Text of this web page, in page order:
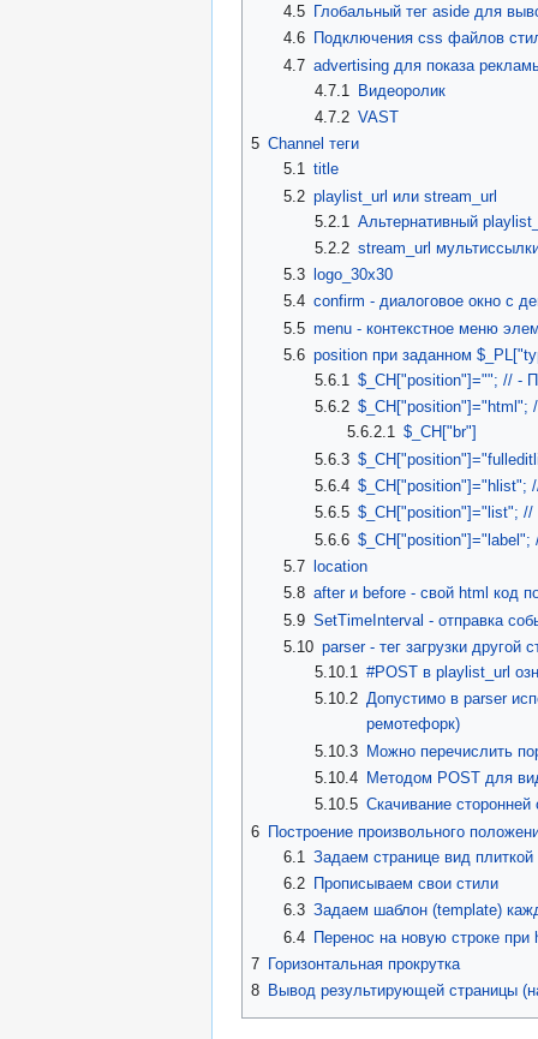
4.5
Глобальный тег aside для
4.6
Подключения css файлов
4.7 advertising для показа
4.7.1
Видеоролик
4.7.2 VAST
5 Channel теги
5.1 title
5.2 playlist_url или stream_url
5.2.1
Альтернативный
5.2.2 stream_url
5.3
logo_30x30
5.4 confirm - диалоговое окно с
5.5 menu - контекстное меню
5.6 position при заданном
5.6.1 $_CH["position"]=""; // -
5.6.2 $_CH["position"]="html";
5.6.2.1 $_CH["br"]
5.6.3
5.6.4 $_CH["position"]="hlist";
5.6.5 $_CH["position"]="list"; //
5.6.6 $_CH["position"]="label";
5.7
location
5.8 after и before - свой html код
5.9 SetTimeInterval - отправка
5.10 parser - тег загрузки
5.10.1 #POST в playlist_url
5.10.2 Допустимо в parser
ремотефорк)
5.10.3 Можно перечислить
5.10.4 Методом POST для
5.10.5 Скачивание
6 Построение произвольного
6.1 Задаем странице вид плиткой
6.2
Прописываем свои стили
6.3 Задаем шаблон (template)
6.4 Перенос на новую строке при
7 Горизонтальная прокрутка
8 Вывод результирующей страницы